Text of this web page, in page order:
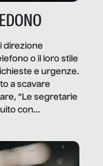
direzione
o il loro stile
e urgenze.
a scavare
“Le segretarie
con